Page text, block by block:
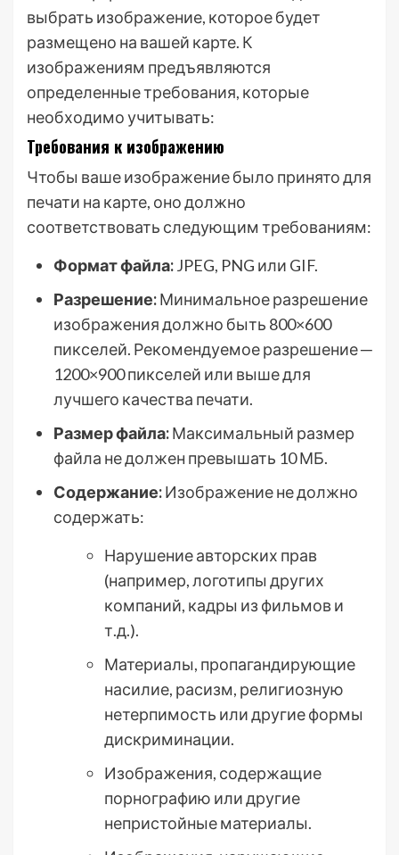
выбрать изображение, которое будет
размещено на вашей карте. К
изображениям предъявляются
определенные требования, которые
необходимо учитывать:
Требования к изображению
Чтобы ваше изображение было принято для
печати на карте, оно должно
соответствовать следующим требованиям:
Формат файла:JPEG, PNG или GIF.
Разрешение:Минимальное разрешение
изображения должно быть 800×600
пикселей. Рекомендуемое разрешение ─
1200×900 пикселей или выше для
лучшего качества печати.
Размер файла:Максимальный размер
файла не должен превышать 10 МБ.
Содержание:Изображение не должно
содержать:
Нарушение авторских прав
(например, логотипы других
компаний, кадры из фильмов и
т.д.).
Материалы, пропагандирующие
насилие, расизм, религиозную
нетерпимость или другие формы
дискриминации.
Изображения, содержащие
порнографию или другие
непристойные материалы.